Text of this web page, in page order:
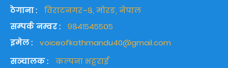
ठेगाना :
विराटनगर–८, मोरङ, नेपाल
सम्पर्क नम्वर :
९८४१५४५५०५
इमेल :
voiceofkathmandu40@gmail.com
सञ्चालक :
कल्पना भट्टराई